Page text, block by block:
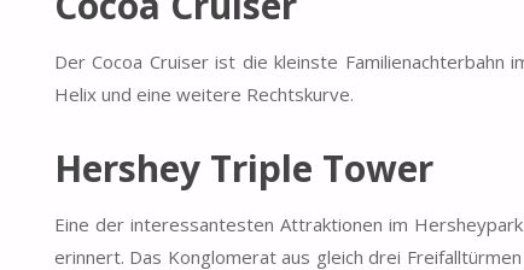
Der Cocoa Cruiser ist die kleinste
Helix und eine weitere Rechtskurve.
Hershey Triple Tower
Eine der interessantesten Attraktionen im
erinnert. Das Konglomerat aus gleich drei